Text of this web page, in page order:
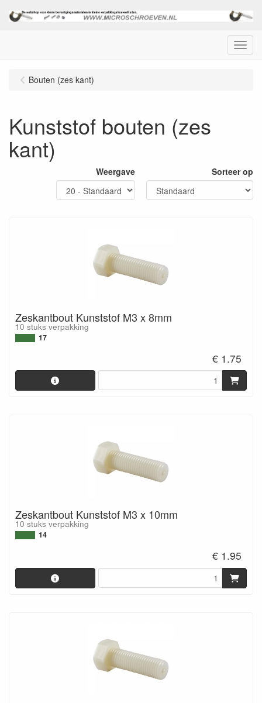
Menu
Bouten (zes kant)
Kunststof bouten (zes
kant)
Weergave Sorteer op
Zeskantbout Kunststof M3 x 8mm
10 stuks verpakking
17
€ 1.75
Zeskantbout Kunststof M3 x 10mm
10 stuks verpakking
14
€ 1.95